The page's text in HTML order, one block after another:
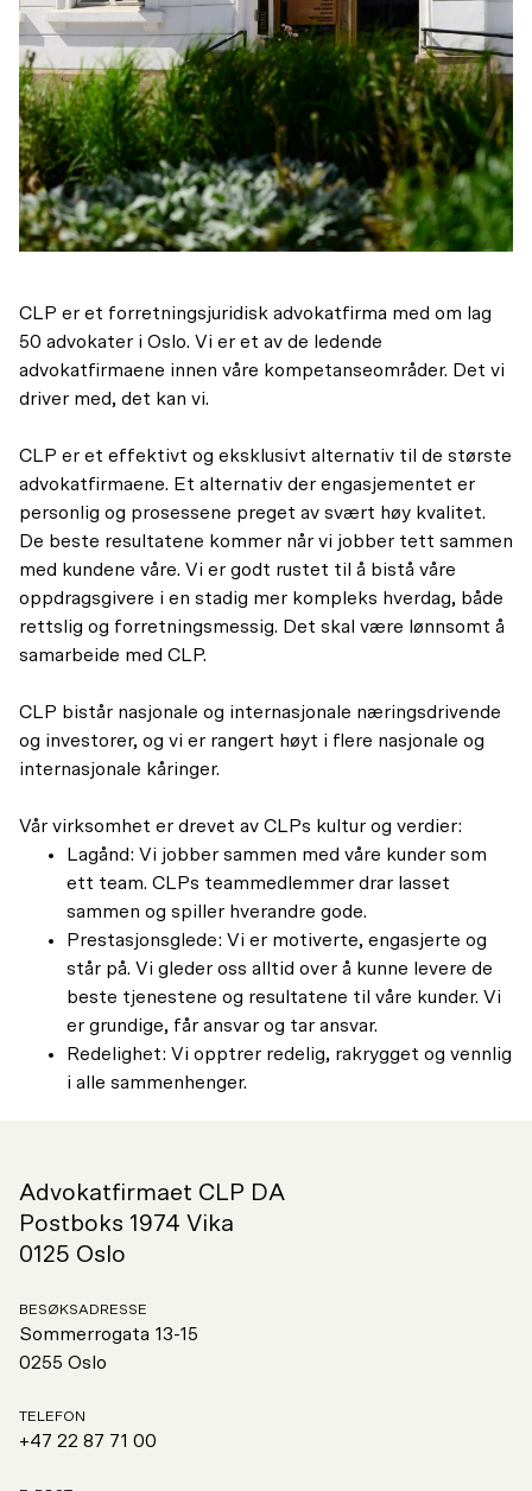
CLP er et forretningsjuridisk advokatfirma med om lag
50 advokater i Oslo. Vi er et av de ledende
advokatfirmaene innen våre kompetanseområder. Det vi
driver med, det kan vi.
CLP er et effektivt og eksklusivt alternativ til de største
advokatfirmaene. Et alternativ der engasjementet er
personlig og prosessene preget av svært høy kvalitet.
De beste resultatene kommer når vi jobber tett sammen
med kundene våre. Vi er godt rustet til å bistå våre
oppdragsgivere i en stadig mer kompleks hverdag, både
rettslig og forretningsmessig. Det skal være lønnsomt å
samarbeide med CLP.
CLP bistår nasjonale og internasjonale næringsdrivende
og investorer, og vi er rangert høyt i flere nasjonale og
internasjonale kåringer.
Vår virksomhet er drevet av CLPs kultur og verdier:
Lagånd: Vi jobber sammen med våre kunder som
ett team. CLPs teammedlemmer drar lasset
sammen og spiller hverandre gode.
Prestasjonsglede: Vi er motiverte, engasjerte og
står på. Vi gleder oss alltid over å kunne levere de
beste tjenestene og resultatene til våre kunder. Vi
er grundige, får ansvar og tar ansvar.
Redelighet: Vi opptrer redelig, rakrygget og vennlig
i alle sammenhenger.
Advokatfirmaet CLP DA
Postboks 1974 Vika
0125 Oslo
BESØKSADRESSE
Sommerrogata 13-15
0255 Oslo
TELEFON
+47 22 87 71 00